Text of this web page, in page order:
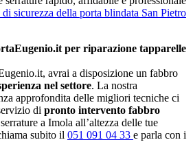
sicurezza della porta blindata San Pietro
per riparazione tapparelle
avrai a disposizione un fabbro
nel settore. La nostra
approfondita delle migliori tecniche ci
di pronto intervento fabbro
a Imola all’altezza delle tue
subito il 051 091 04 33 e parla con i